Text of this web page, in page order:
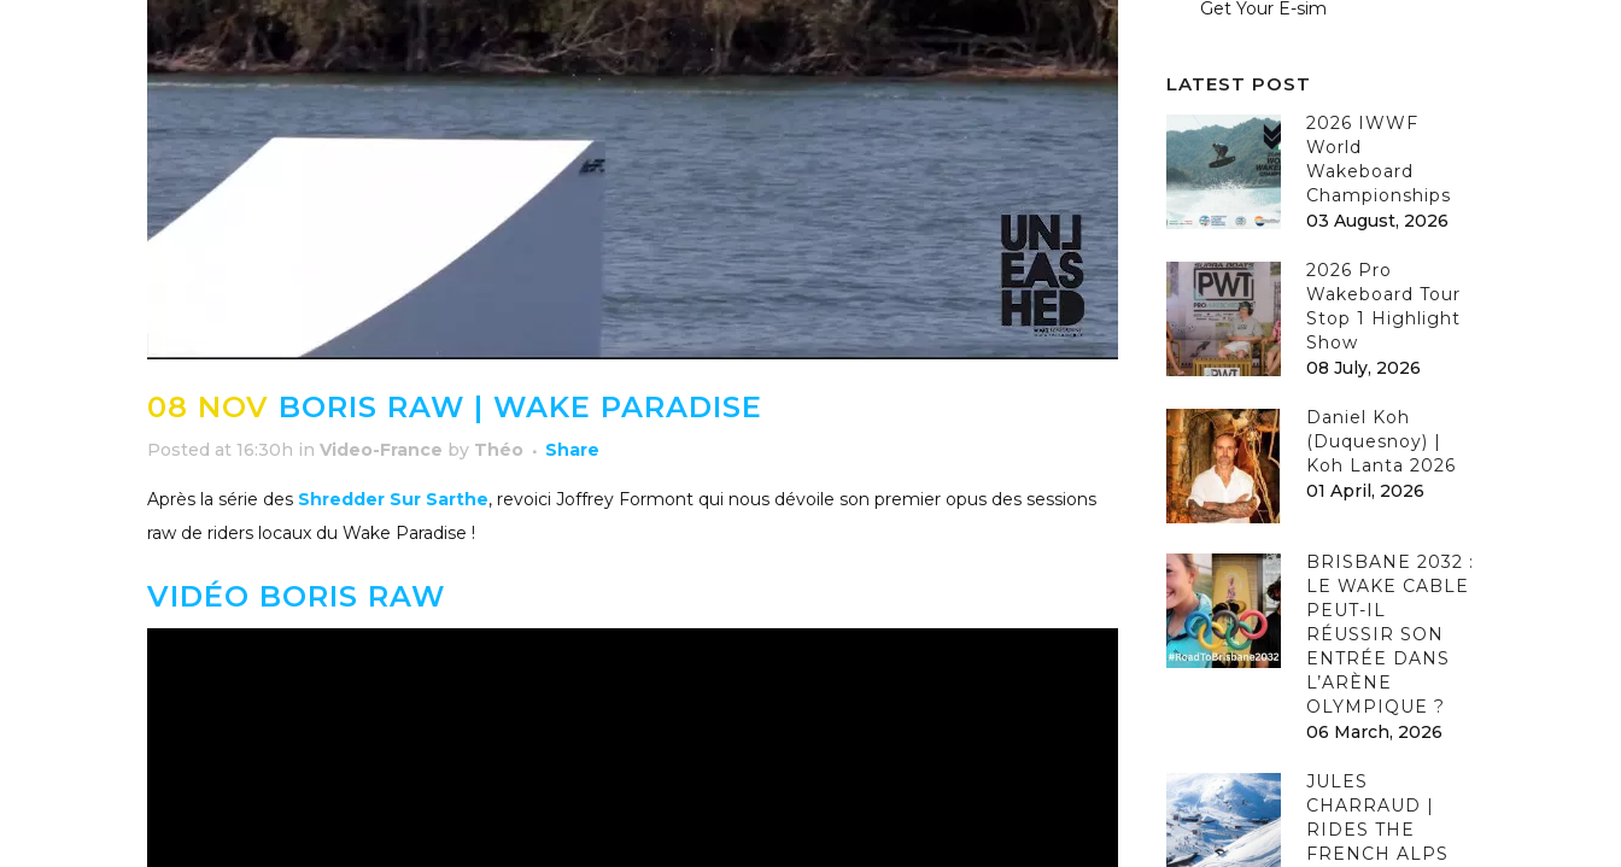
08 NOV BORIS RAW | WAKE PARADISE
Posted at 16:30h in Video-France by Théo Share
Après la série des Shredder Sur Sarthe, revoici Joffrey Formont qui nous dévoile son premier opus des sessions
raw de riders locaux du Wake Paradise !
VIDÉO BORIS RAW
Get Your E-sim
LATEST POST
2026 IWWF
World
Wakeboard
Championships
03 August, 2026
2026 Pro
Wakeboard Tour
Stop 1 Highlight
Show
08 July, 2026
Daniel Koh
(Duquesnoy) |
Koh Lanta 2026
01 April, 2026
BRISBANE 2032 :
LE WAKE CABLE
PEUT-IL
RÉUSSIR SON
ENTRÉE DANS
L’ARÈNE
OLYMPIQUE ?
06 March, 2026
JULES
CHARRAUD |
RIDES THE
FRENCH ALPS